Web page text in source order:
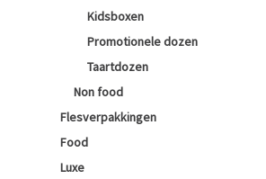
Kidsboxen
Promotionele dozen
Taartdozen
Non food
Flesverpakkingen
Food
Luxe